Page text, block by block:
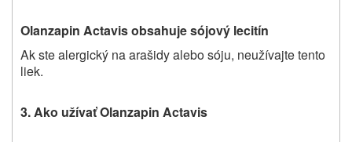
Olanzapin Actavis obsahuje sójový lecitín
Ak ste alergický na arašidy alebo sóju, neužívajte tento
liek.
3. Ako užívať Olanzapin Actavis